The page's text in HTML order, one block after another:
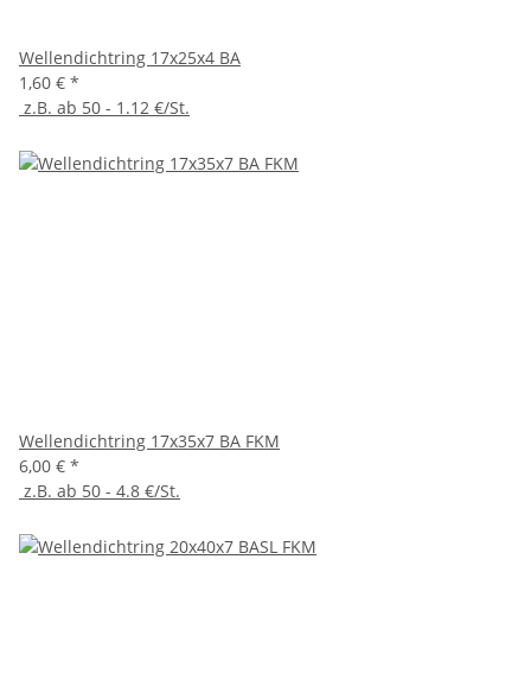
Wellendichtring 17x25x4 BA
1,60 € *
z.B. ab 50 - 1.12 €/St.
Wellendichtring 17x35x7 BA FKM
6,00 € *
z.B. ab 50 - 4.8 €/St.